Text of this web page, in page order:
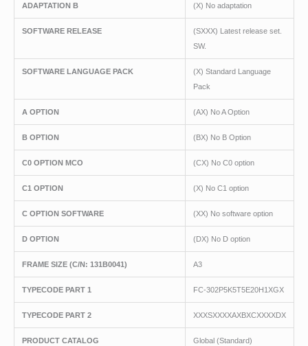
ADAPTATION B (X) No adaptation
SOFTWARE RELEASE
(SXXX) Latest release set.
SW.
SOFTWARE LANGUAGE PACK
(X) Standard Language
Pack
A OPTION (AX) No A Option
B OPTION (BX) No B Option
C0 OPTION MCO (CX) No C0 option
C1 OPTION (X) No C1 option
C OPTION SOFTWARE (XX) No software option
D OPTION (DX) No D option
FRAME SIZE (C/N: 131B0041) A3
TYPECODE PART 1 FC-302P5K5T5E20H1XGX
TYPECODE PART 2 XXXSXXXXAXBXCXXXXDX
PRODUCT CATALOG Global (Standard)